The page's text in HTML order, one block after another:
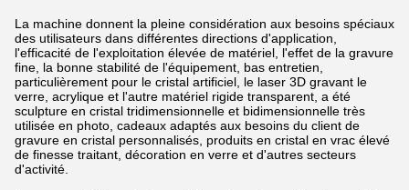
La machine donnent la pleine considération aux besoins spéciaux
des utilisateurs dans différentes directions d'application,
l'efficacité de l'exploitation élevée de matériel, l'effet de la gravure
fine, la bonne stabilité de l'équipement, bas entretien,
particulièrement pour le cristal artificiel, le laser 3D gravant le
verre, acrylique et l'autre matériel rigide transparent, a été
sculpture en cristal tridimensionnelle et bidimensionnelle très
utilisée en photo, cadeaux adaptés aux besoins du client de
gravure en cristal personnalisés, produits en cristal en vrac élevé
de finesse traitant, décoration en verre et d'autres secteurs
d'activité.